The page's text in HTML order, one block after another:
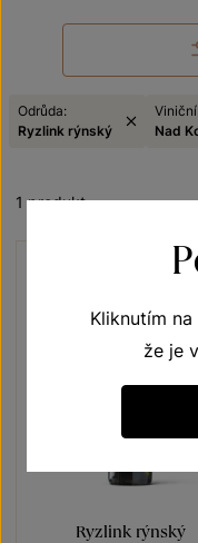
Odrůda:
Ryzlink rýnský
Nad
1 produkt
Ryzlink rýnský
Kliknutím
že je